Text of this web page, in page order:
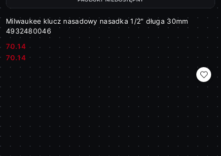
Milwaukee klucz nasadowy nasadka 1/2" długa 30mm
4932480046
Cena:
70.14
Cena:
70.14